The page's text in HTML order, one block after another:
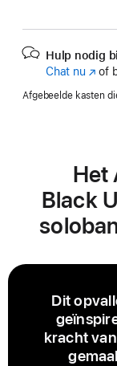
Hulp nodig
Chat nu
nieuw
of
Afgebeelde kasten
Het
Black
Dit
kracht